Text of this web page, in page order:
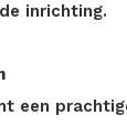
inrichting.
een